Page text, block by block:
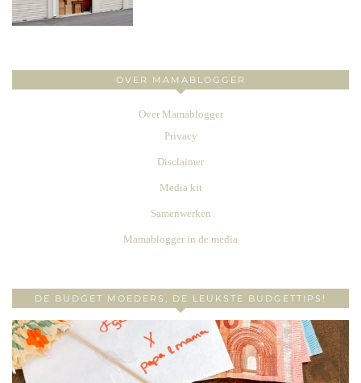
OVER MAMABLOGGER
Over Mamablogger
Privacy
Disclaimer
Media kit
Samenwerken
Mamablogger in de media
DE BUDGET MOEDERS, DE LEUKSTE BUDGETTIPS!